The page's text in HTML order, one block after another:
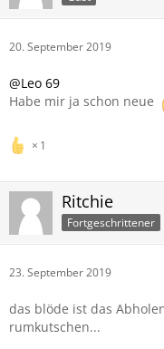
20. September 2019
@Leo 69
Habe mir ja schon neue
1
Ritchie
Fortgeschrittener
23. September 2019
das blöde ist das
rumkutschen...